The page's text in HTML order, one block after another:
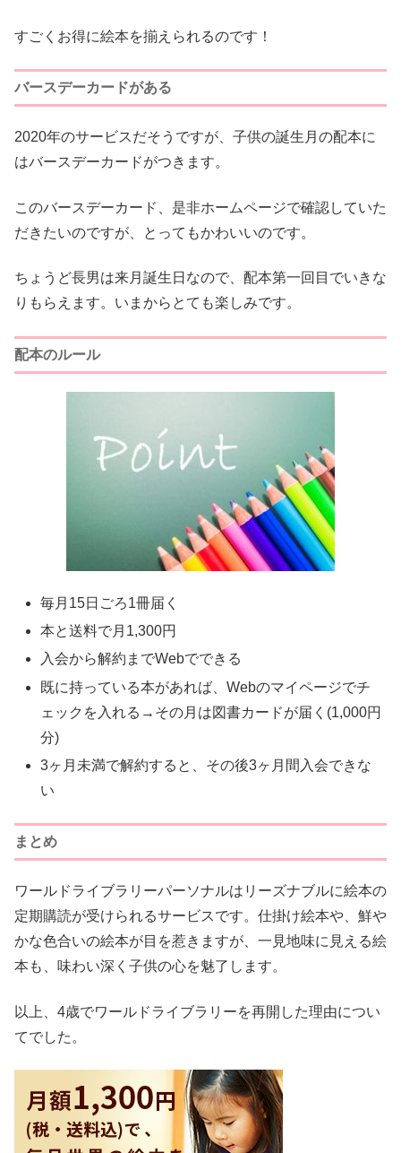
すごくお得に絵本を揃えられるのです！
バースデーカードがある
2020年のサービスだそうですが、子供の誕生月の配本に
はバースデーカードがつきます。
このバースデーカード、是非ホームページで確認していた
だきたいのですが、とってもかわいいのです。
ちょうど長男は来月誕生日なので、配本第一回目でいきな
りもらえます。いまからとても楽しみです。
配本のルール
毎月15日ごろ1冊届く
本と送料で月1,300円
入会から解約までWebでできる
既に持っている本があれば、Webのマイページでチ
ェックを入れる→その月は図書カードが届く(1,000円
分)
3ヶ月未満で解約すると、その後3ヶ月間入会できな
い
まとめ
ワールドライブラリーパーソナルはリーズナブルに絵本の
定期購読が受けられるサービスです。仕掛け絵本や、鮮や
かな色合いの絵本が目を惹きますが、一見地味に見える絵
本も、味わい深く子供の心を魅了します。
以上、4歳でワールドライブラリーを再開した理由につい
てでした。